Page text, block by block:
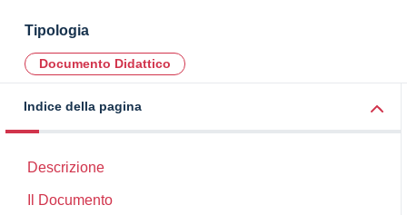
Tipologia
Documento Didattico
Indice della pagina
Descrizione
Il Documento